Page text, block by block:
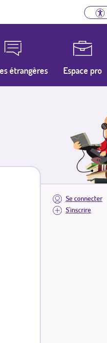
étrangères Espace pro
Se connecter
S'inscrire